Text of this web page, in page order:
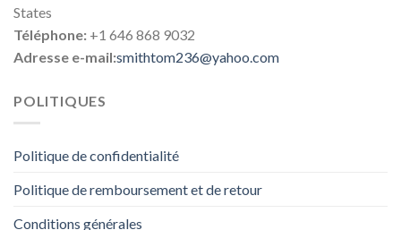
States
Téléphone: +1 646 868 9032
Adresse e-mail:smithtom236@yahoo.com
POLITIQUES
Politique de confidentialité
Politique de remboursement et de retour
Conditions générales